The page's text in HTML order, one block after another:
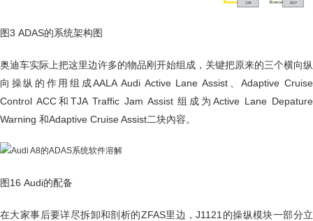
图3 ADAS的系统架构图
奥迪车实际上把这里边许多的物品刚开始组成，关键把原来的三个横向纵
向操纵的作用组成AALA Audi Active Lane Assist、Adaptive Cruise
Control ACC和TJA Traffic Jam Assist 组成为Active Lane Depature
Warning 和Adaptive Cruise Assist二块內容。
图16 Audi的配备
在大家事后要详尽拆卸和剖析的ZFAS里边，J1121的操纵模块一部分立